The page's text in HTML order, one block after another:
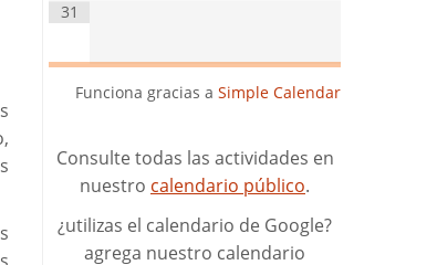
31
Funciona gracias a Simple Calendar
Consulte todas las actividades en
nuestro calendario público.
¿utilizas el calendario de Google?
agrega nuestro calendario